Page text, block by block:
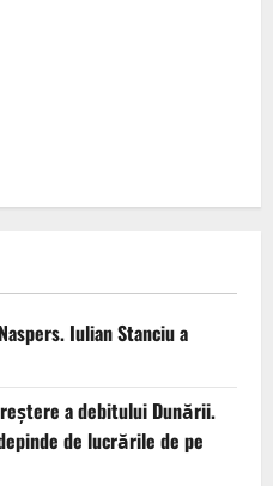
Iulian Stanciu a
a debitului Dunării.
de lucrările de pe